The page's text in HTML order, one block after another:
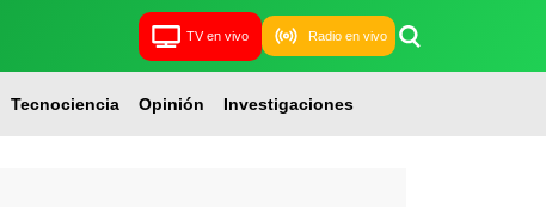
TV en vivo Radio en vivo
Tecnociencia Opinión Investigaciones